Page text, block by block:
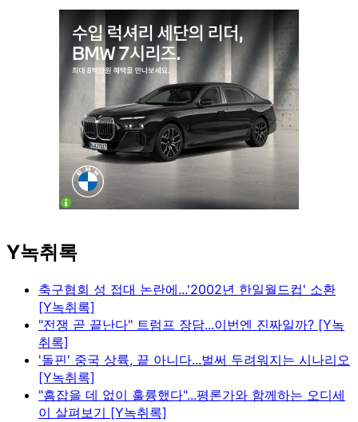
Y녹취록
축구협회 성 접대 논란에...'2002년 한일월드컵' 소환
[Y녹취록]
"전쟁 곧 끝난다" 트럼프 장담...이번엔 진짜일까? [Y녹
취록]
'돌핀' 중국 상륙, 끝 아니다...벌써 두려워지는 시나리오
[Y녹취록]
"흠잡을 데 없이 훌륭했다"...평론가와 함께하는 오디세
이 살펴보기 [Y녹취록]